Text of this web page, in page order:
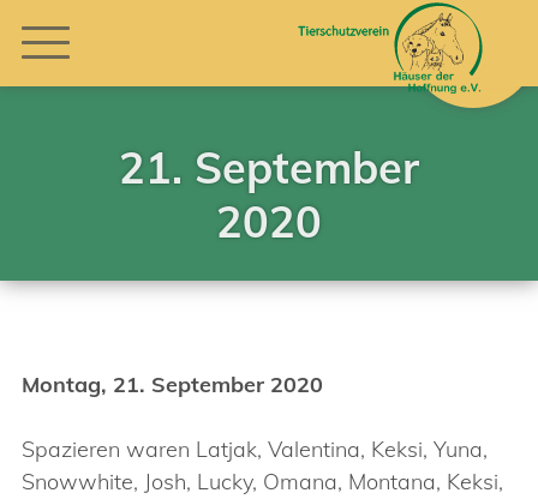
21. September
2020
Montag, 21. September 2020
Spazieren waren Latjak, Valentina, Keksi, Yuna,
Snowwhite, Josh, Lucky, Omana, Montana, Keksi,